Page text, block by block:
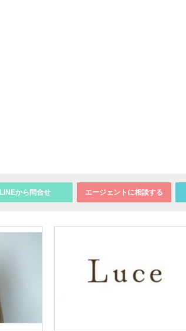
LINEから問合せ エージェントに相談する